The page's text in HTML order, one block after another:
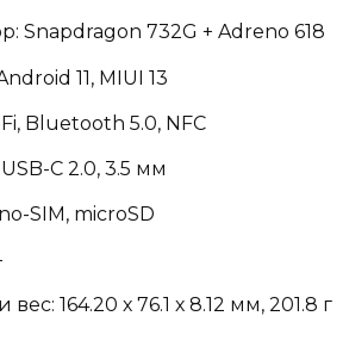
Snapdragon 732G + Adreno 618
11, MIUI 13
Bluetooth 5.0, NFC
C 2.0, 3.5 мм
SIM, microSD
164.20 х 76.1 х 8.12 мм, 201.8 г